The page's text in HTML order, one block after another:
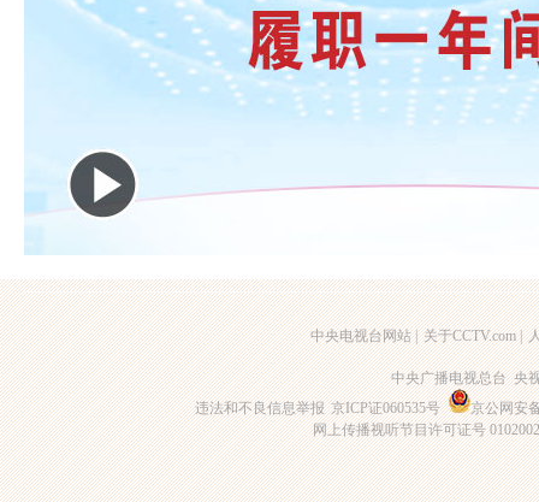
中央电视台网站 | 关于CCTV.com |
中央广播电视总台 央
违法和不良信息举报 京ICP证060535号
京公网安
网上传播视听节目许可证号